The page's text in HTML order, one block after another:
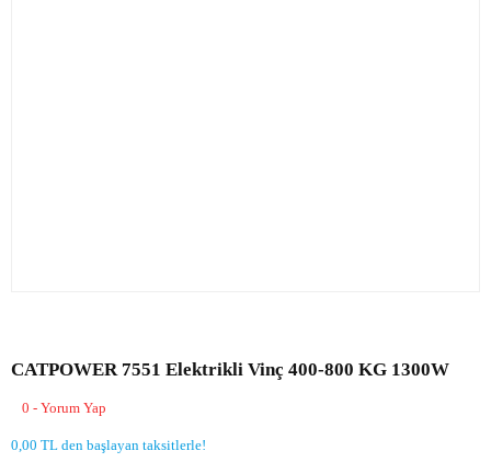
CATPOWER 7551 Elektrikli Vinç 400-800 KG 1300W
0 - Yorum Yap
0,00 TL den başlayan taksitlerle!